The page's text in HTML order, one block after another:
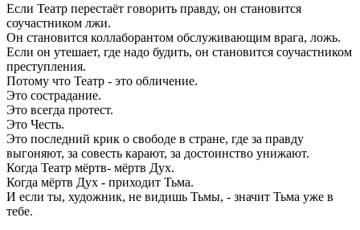
Если Театр перестаёт говорить правду, он становится
соучастником лжи.
Он становится коллаборантом обслуживающим врага, ложь.
Если он утешает, где надо будить, он становится соучастником
преступления.
Потому что Театр - это обличение.
Это сострадание.
Это всегда протест.
Это Честь.
Это последний крик о свободе в стране, где за правду
выгоняют, за совесть карают, за достоинство унижают.
Когда Театр мёртв- мёртв Дух.
Когда мёртв Дух - приходит Тьма.
И если ты, художник, не видишь Тьмы, - значит Тьма уже в
тебе.